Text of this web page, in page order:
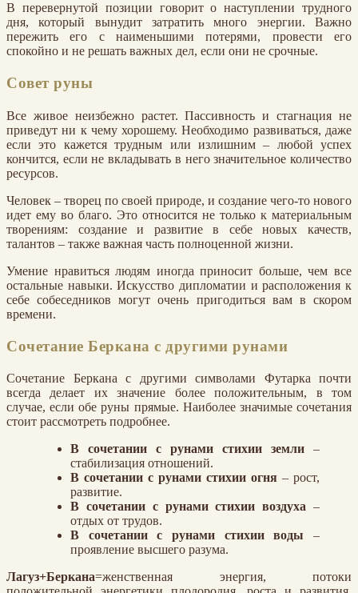
В перевернутой позиции говорит о наступлении трудного
дня, который вынудит затратить много энергии. Важно
пережить его с наименьшими потерями, провести его
спокойно и не решать важных дел, если они не срочные.
Совет руны
Все живое неизбежно растет. Пассивность и стагнация не
приведут ни к чему хорошему. Необходимо развиваться, даже
если это кажется трудным или излишним – любой успех
кончится, если не вкладывать в него значительное количество
ресурсов.
Человек – творец по своей природе, и создание чего-то нового
идет ему во благо. Это относится не только к материальным
творениям: создание и развитие в себе новых качеств,
талантов – также важная часть полноценной жизни.
Умение нравиться людям иногда приносит больше, чем все
остальные навыки. Искусство дипломатии и расположения к
себе собеседников могут очень пригодиться вам в скором
времени.
Сочетание Беркана с другими рунами
Сочетание Беркана с другими символами Футарка почти
всегда делает их значение более положительным, в том
случае, если обе руны прямые. Наиболее значимые сочетания
стоит рассмотреть подробнее.
В сочетании с рунами стихии земли –
стабилизация отношений.
В сочетании с рунами стихии огня – рост,
развитие.
В сочетании с рунами стихии воздуха –
отдых от трудов.
В сочетании с рунами стихии воды –
проявление высшего разума.
Лагуз+Беркана=женственная энергия, потоки